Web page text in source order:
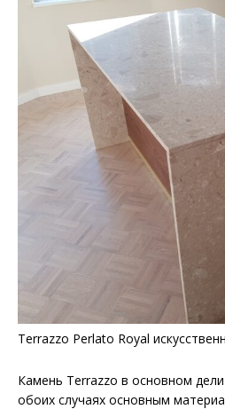
Terrazzo Perlato Royal
Камень Terrazzo в основном
обоих случаях основным